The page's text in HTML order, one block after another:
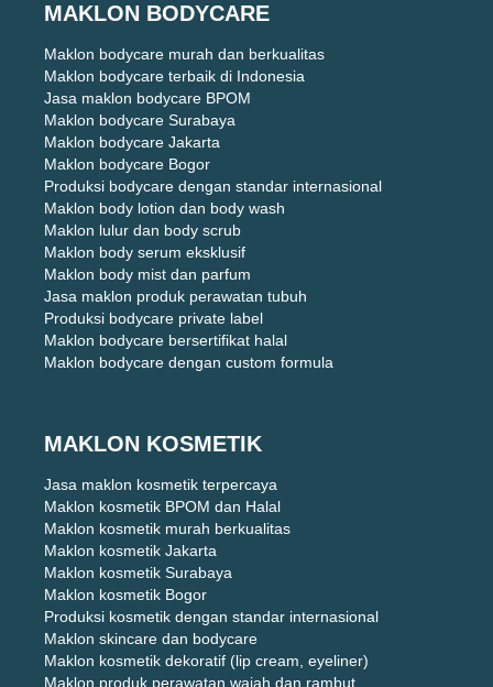
MAKLON BODYCARE
Maklon bodycare murah dan berkualitas
Maklon bodycare terbaik di Indonesia
Jasa maklon bodycare BPOM
Maklon bodycare Surabaya
Maklon bodycare Jakarta
Maklon bodycare Bogor
Produksi bodycare dengan standar internasional
Maklon body lotion dan body wash
Maklon lulur dan body scrub
Maklon body serum eksklusif
Maklon body mist dan parfum
Jasa maklon produk perawatan tubuh
Produksi bodycare private label
Maklon bodycare bersertifikat halal
Maklon bodycare dengan custom formula
MAKLON KOSMETIK
Jasa maklon kosmetik terpercaya
Maklon kosmetik BPOM dan Halal
Maklon kosmetik murah berkualitas
Maklon kosmetik Jakarta
Maklon kosmetik Surabaya
Maklon kosmetik Bogor
Produksi kosmetik dengan standar internasional
Maklon skincare dan bodycare
Maklon kosmetik dekoratif (lip cream, eyeliner)
Maklon produk perawatan wajah dan rambut